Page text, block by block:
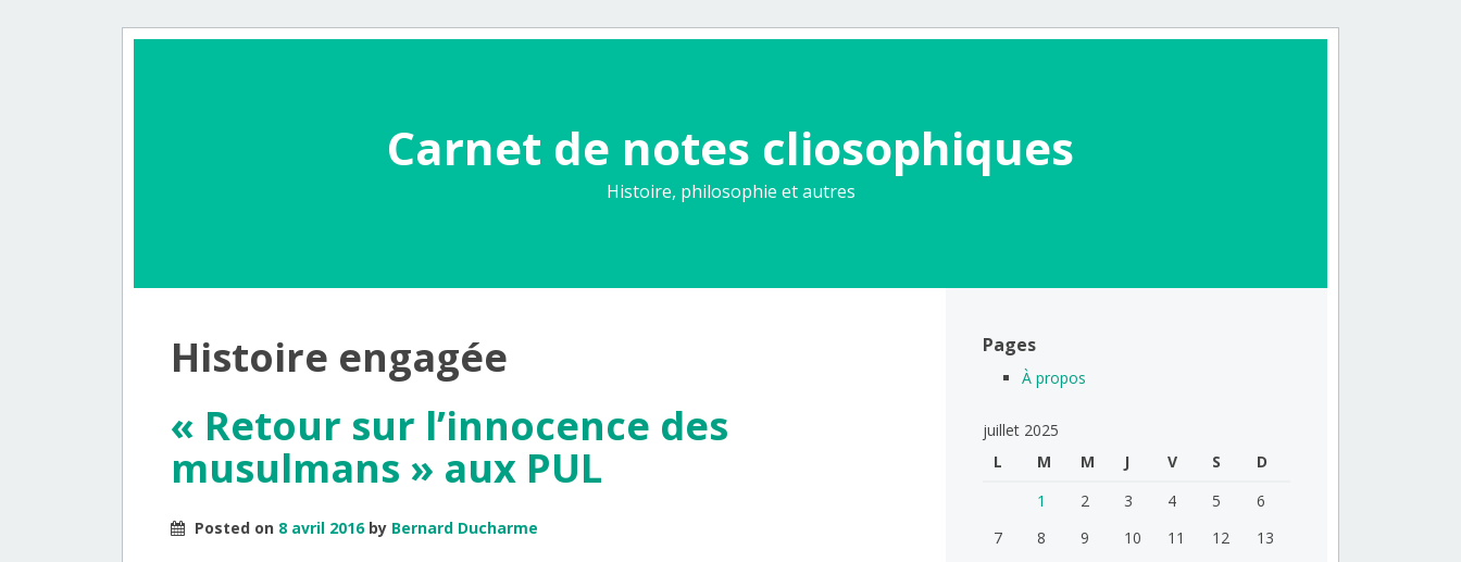
Carnet de notes cliosophiques
Histoire, philosophie et autres
Histoire engagée
« Retour sur l’innocence des
musulmans » aux PUL
Posted on 8 avril 2016by Bernard Ducharme
Pages
À propos
juillet 2025
L
M M J V S
D
1
2 3 4 5
6
7
8 9 10 11 12
13